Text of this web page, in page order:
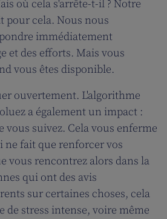
où cela s'arrête-t-il ? Notre
pour cela. Nous nous
immédiatement
et des efforts. Mais vous
vous êtes disponible.
ouvertement. L'algorithme
a également un impact :
vous suivez. Cela vous enferme
ne fait que renforcer vos
vous rencontrez alors dans la
qui ont des avis
sur certaines choses, cela
de stress intense, voire même